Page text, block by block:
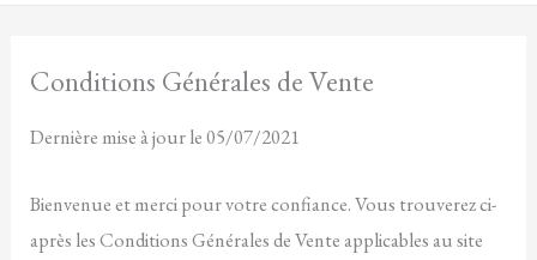
Conditions Générales de Vente
Dernière mise à jour le 05/07/2021
Bienvenue et merci pour votre confiance. Vous trouverez ci-
après les Conditions Générales de Vente applicables au site